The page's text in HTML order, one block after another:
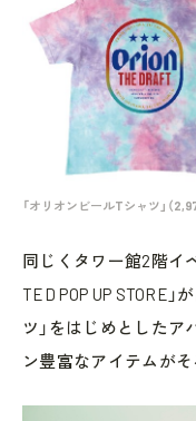
「オリオンビールTシャツ」（
同じくタワー館2階イ
TED POP UP STORE
ツ」をはじめとしたア
ン豊富なアイテムがそ